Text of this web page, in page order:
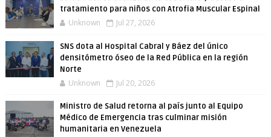
tratamiento para niños con Atrofia Muscular Espinal
Unknown Jul 27, 2026
SNS dota al Hospital Cabral y Báez del único
densitómetro óseo de la Red Pública en la región
Norte
Unknown Jul 20, 2026
Ministro de Salud retorna al país junto al Equipo
Médico de Emergencia tras culminar misión
humanitaria en Venezuela